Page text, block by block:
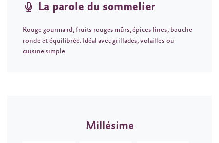
La parole du sommelier
Rouge gourmand, fruits rouges mûrs, épices fines, bouche
ronde et équilibrée. Idéal avec grillades, volailles ou
cuisine simple.
Millésime